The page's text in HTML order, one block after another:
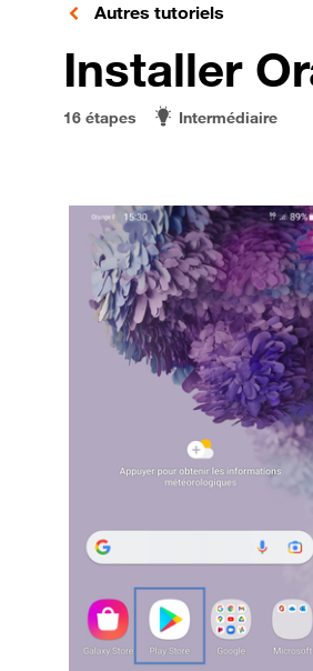
Autres tutoriels
Installer
16 étapes Intermédiaire